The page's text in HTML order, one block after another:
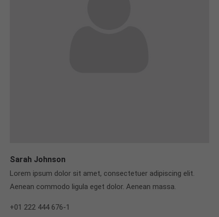
Sarah Johnson
Lorem ipsum dolor sit amet, consectetuer adipiscing elit.
Aenean commodo ligula eget dolor. Aenean massa.
+01 222 444 676-1